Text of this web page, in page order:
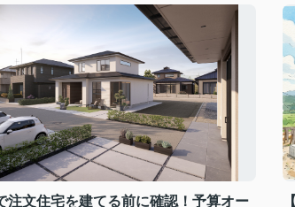
注文住宅を建てる前に確認！予算オー